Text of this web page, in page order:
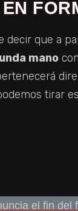
decir que a
mano
tirar